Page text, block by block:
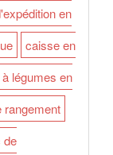
en
caisse en
légumes en
rangement
de